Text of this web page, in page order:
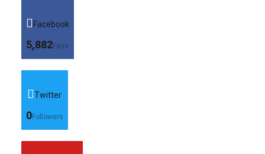
Facebook
5,882Fans
Twitter
0Followers